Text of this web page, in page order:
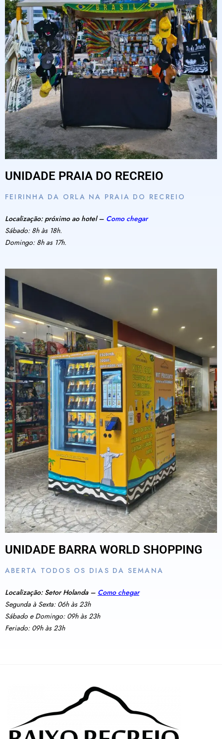
UNIDADE PRAIA DO RECREIO
FEIRINHA DA ORLA NA PRAIA DO RECREIO
Localização: próximo ao hotel – Como chegar
Sábado: 8h às 18h.
Domingo: 8h as 17h.
UNIDADE BARRA WORLD SHOPPING
ABERTA TODOS OS DIAS DA SEMANA
Localização: Setor Holanda – Como chegar
Segunda à Sexta: 06h às 23h
Sábado e Domingo: 09h às 23h
Feriado: 09h às 23h